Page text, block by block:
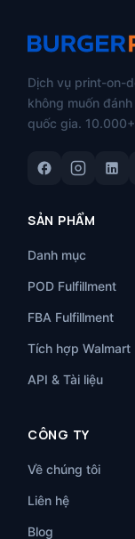
Dịch vụ print-on-
không muốn
quốc gia.
SẢN PHẨM
Danh mục
POD Fulfillment
FBA Fulfillment
Tích hợp Walmart
API & Tài liệu
CÔNG TY
Về chúng tôi
Liên hệ
Blog